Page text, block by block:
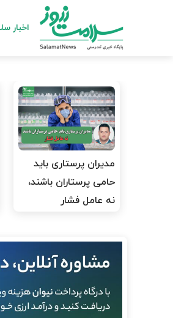
اخبار
مدیران پرستاری باید
حامی پرستاران باشند،
نه عامل فشار